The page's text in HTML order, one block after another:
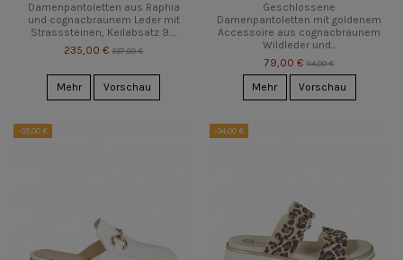
Damenpantoletten aus Raphia
und cognacbraunem Leder mit
Strasssteinen, Keilabsatz 9....
235,00 € 337,00 €
Mehr Vorschau
Geschlossene
Damenpantoletten mit goldenem
Accessoire aus cognacbraunem
Wildleder und...
79,00 € 114,00 €
Mehr Vorschau
-35,00 € -34,00 €